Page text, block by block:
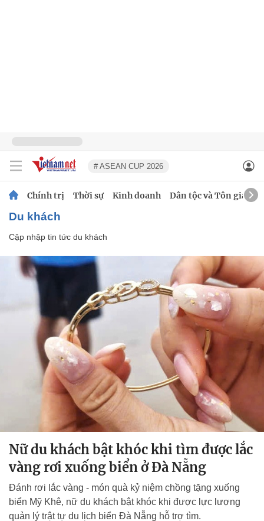
# ASEAN CUP 2026
Chính trị Thời sự Kinh doanh Dân tộc và Tôn giáo
du khách
Cập nhập tin tức du khách
Nữ du khách bật khóc khi tìm được lắc
vàng rơi xuống biển ở Đà Nẵng
Đánh rơi lắc vàng - món quà kỷ niệm chồng tặng xuống
biển Mỹ Khê, nữ du khách bật khóc khi được lực lượng
quản lý trật tự du lịch biển Đà Nẵng hỗ trợ tìm.